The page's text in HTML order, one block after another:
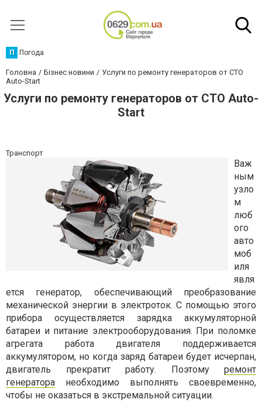
П Погода
Головна Бізнес новини
Услуги по ремонту генераторов от СТО
Auto-Start
Услуги по ремонту генераторов от СТО Auto-
Start
Транспорт
Важ
ным
узло
м
люб
ого
авто
моб
иля
явля
ется генератор, обеспечивающий преобразование
механической энергии в электроток. С помощью этого
прибора осуществляется зарядка аккумуляторной
батареи и питание электрооборудования. При поломке
агрегата работа двигателя поддерживается
аккумулятором, но когда заряд батареи будет исчерпан,
двигатель прекратит работу. Поэтому ремонт
генератора необходимо выполнять своевременно,
чтобы не оказаться в экстремальной ситуации.